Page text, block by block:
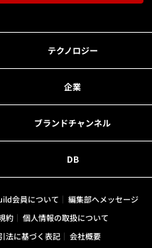
テクノロジー
企業
ブランドチャンネル
DB
会員について
編集部へメッセージ
約
個人情報の取扱について
法に基づく表記 会社概要